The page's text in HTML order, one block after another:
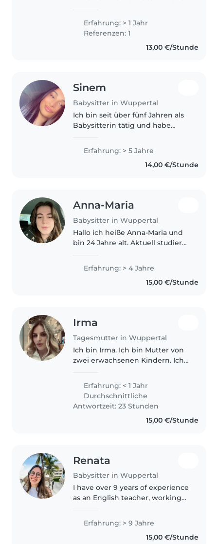
Vorschulkindern und kann gut
mit Haustieren, Hausarbeiten
und Kochen umgehen. Ich
Erfahrung: > 1 Jahr
Referenzen: 1
13,00 €/Stunde
Sinem
Babysitter in Wuppertal
Ich bin seit über fünf Jahren als
Babysitterin tätig und habe
Alters – vom Kleinkind bis zum
Teenager. Dank meiner
Ausbildung zur Medizinischen
Erfahrung: > 5 Jahre
14,00 €/Stunde
Anna-Maria
Babysitter in Wuppertal
Hallo ich heiße Anna-Maria und
bin 24 Jahre alt. Aktuell studiere
Englisch und Deutsch auf
Lehramt. Seit Kindheitstagen
habe ich auf Kinder aus
Erfahrung: > 4 Jahre
15,00 €/Stunde
Irma
Tagesmutter in Wuppertal
Ich bin Irma. Ich bin Mutter von
zwei erwachsenen Kindern. Ich
Mensch. Von Beruf bin ich
Anwältin, aber leider wird mein
Abschluss..
Erfahrung: < 1 Jahr
Durchschnittliche
Antwortzeit: 23 Stunden
15,00 €/Stunde
Renata
Babysitter in Wuppertal
I have over 9 years of experience
as an English teacher, working
Throughout this time, I
developed strong
communication skills, patience,
Erfahrung: > 9 Jahre
15,00 €/Stunde